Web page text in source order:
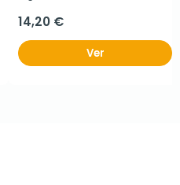
14,20 €
Ver